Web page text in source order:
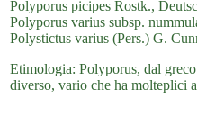
Polyporus picipes Rostk.,
Polyporus varius subsp.
Polystictus varius (Pers.) G.
Etimologia: Polyporus, dal
diverso, vario che ha molteplici